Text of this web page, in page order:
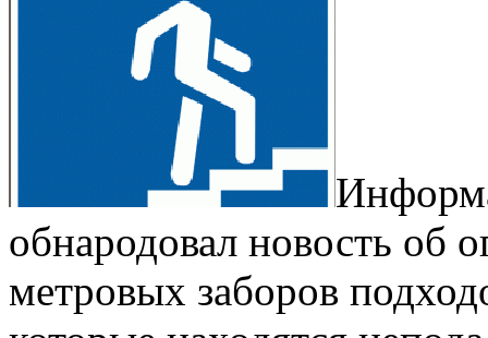
обнародовал новость об
метровых заборов